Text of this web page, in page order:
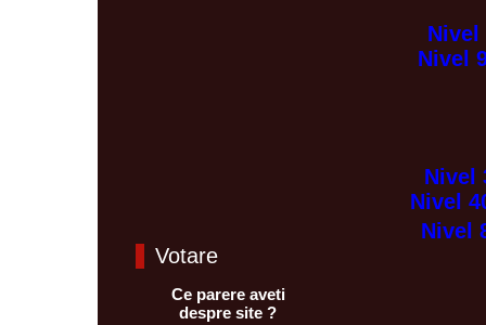
Nivel
Nivel
Nivel
Nivel
Nivel
Votare